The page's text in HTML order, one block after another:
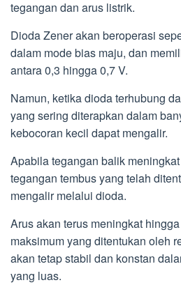
tegangan dan arus listrik.
Dioda Zener akan beroperasi
dalam mode bias maju, dan
antara 0,3 hingga 0,7 V.
Namun, ketika dioda terhubung
yang sering diterapkan dalam
kebocoran kecil dapat mengalir.
Apabila tegangan balik
tegangan tembus yang telah
mengalir melalui dioda.
Arus akan terus meningkat
maksimum yang ditentukan oleh
akan tetap stabil dan konstan
yang luas.